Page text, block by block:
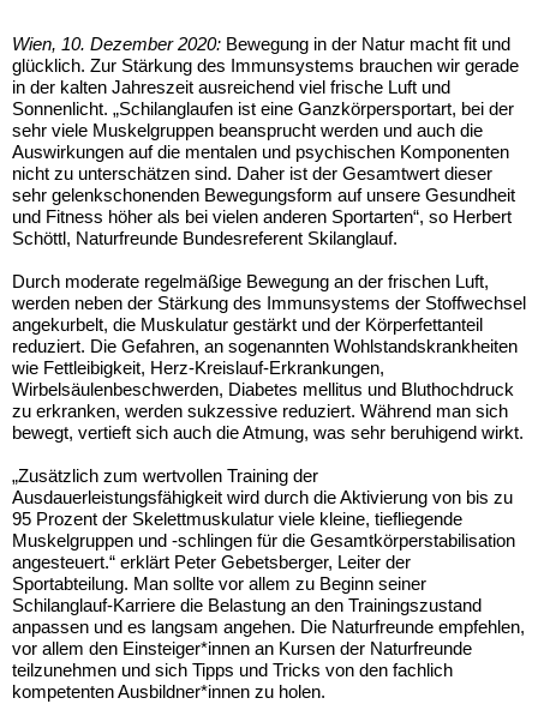
Wien, 10. Dezember 2020: Bewegung in der Natur macht fit und
glücklich. Zur Stärkung des Immunsystems brauchen wir gerade
in der kalten Jahreszeit ausreichend viel frische Luft und
Sonnenlicht. „Schilanglaufen ist eine Ganzkörpersportart, bei der
sehr viele Muskelgruppen beansprucht werden und auch die
Auswirkungen auf die mentalen und psychischen Komponenten
nicht zu unterschätzen sind. Daher ist der Gesamtwert dieser
sehr gelenkschonenden Bewegungsform auf unsere Gesundheit
und Fitness höher als bei vielen anderen Sportarten“, so Herbert
Schöttl, Naturfreunde Bundesreferent Skilanglauf.
Durch moderate regelmäßige Bewegung an der frischen Luft,
werden neben der Stärkung des Immunsystems der Stoffwechsel
angekurbelt, die Muskulatur gestärkt und der Körperfettanteil
reduziert. Die Gefahren, an sogenannten Wohlstandskrankheiten
wie Fettleibigkeit, Herz-Kreislauf-Erkrankungen,
Wirbelsäulenbeschwerden, Diabetes mellitus und Bluthochdruck
zu erkranken, werden sukzessive reduziert. Während man sich
bewegt, vertieft sich auch die Atmung, was sehr beruhigend wirkt.
„Zusätzlich zum wertvollen Training der
Ausdauerleistungsfähigkeit wird durch die Aktivierung von bis zu
95 Prozent der Skelettmuskulatur viele kleine, tiefliegende
Muskelgruppen und -schlingen für die Gesamtkörperstabilisation
angesteuert.“ erklärt Peter Gebetsberger, Leiter der
Sportabteilung. Man sollte vor allem zu Beginn seiner
Schilanglauf-Karriere die Belastung an den Trainingszustand
anpassen und es langsam angehen. Die Naturfreunde empfehlen,
vor allem den Einsteiger*innen an Kursen der Naturfreunde
teilzunehmen und sich Tipps und Tricks von den fachlich
kompetenten Ausbildner*innen zu holen.